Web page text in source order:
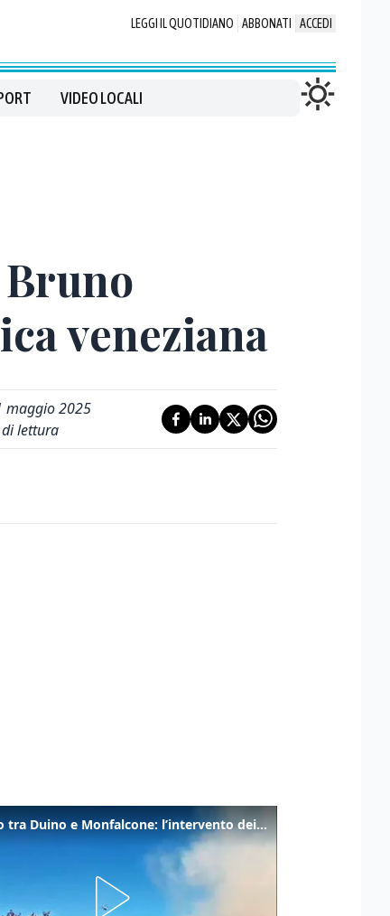
LEGGI IL QUOTIDIANO ABBONATI ACCEDI
VIDEO LOCALI
veneziana
maggio 2025
lettura
Incendio tra Duino e Monfalcone: l’intervento dei vigili del fuoco